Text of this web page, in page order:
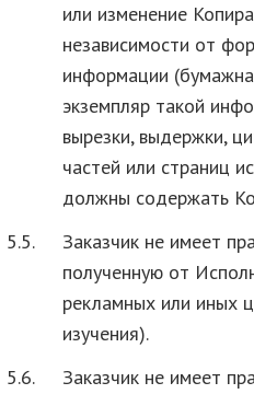
или изменение
независимости от
информации
экземпляр такой
вырезки, выдержки,
частей или страниц
должны содержать
5.5.
Заказчик не имеет
полученную от
рекламных или иных
изучения).
5.6.
Заказчик не имеет